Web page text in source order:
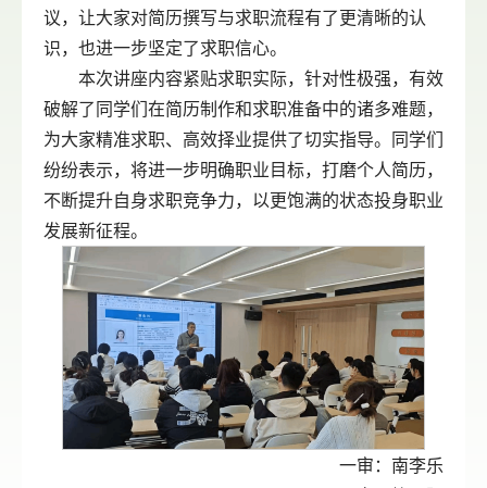
议，让大家对简历撰写与求职流程有了更清晰的认
识，也进一步坚定了求职信心。
本次讲座内容紧贴求职实际，针对性极强，有效
破解了同学们在简历制作和求职准备中的诸多难题，
为大家精准求职、高效择业提供了切实指导。同学们
纷纷表示，将进一步明确职业目标，打磨个人简历，
不断提升自身求职竞争力，以更饱满的状态投身职业
发展新征程。
一审：南李乐